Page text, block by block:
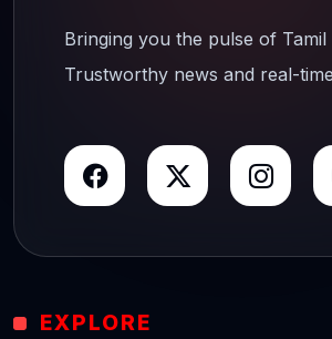
Bringing you the pulse of Tamil
Trustworthy news and real-
EXPLORE